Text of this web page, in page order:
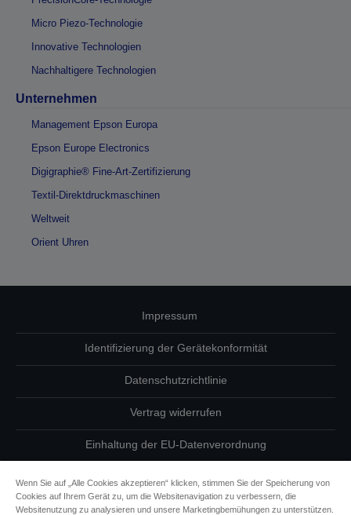
Micro Piezo-Technologie
Innovative Technologien
Nachhaltigere Technologien
Unternehmen
Management Epson Europa
Epson Europe Electronics
Digigraphie® Fine-Art-Zertifizierung
Textil-Direktdruckmaschinen
Weltweit
Orient Uhren
Impressum
Identifizierung der Gerätekonformität
Datenschutzrichtlinie
Vertrag widerrufen
Einhaltung der EU-Datenverordnung
Informationen zu Cookies
Wenn Sie auf „Alle Cookies akzeptieren“ klicken, stimmen Sie der Speicherung von
Cookies auf Ihrem Gerät zu, um die Websitenavigation zu verbessern, die
Websitenutzung zu analysieren und unsere Marketingbemühungen zu unterstützen.